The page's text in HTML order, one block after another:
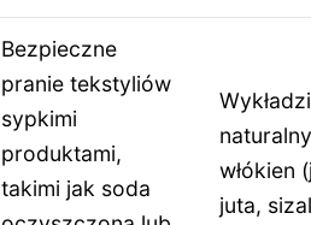
Bezpieczne
pranie tekstyliów
sypkimi
produktami,
takimi jak soda
włókien
juta,